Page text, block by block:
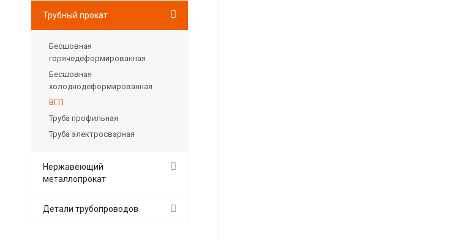
Трубный прокат
Бесшовная
горячедеформированная
Бесшовная
холоднодеформированная
ВГП
Труба профильная
Труба электросварная
Нержавеющий
металлопрокат
Детали трубопроводов